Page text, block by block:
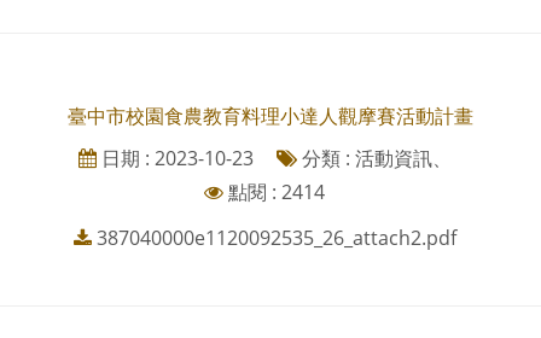
臺中市校園食農教育料理小達人觀摩賽活動計畫
日期 : 2023-10-23
分類 : 活動資訊、
點閱 : 2414
387040000e1120092535_26_attach2.pdf